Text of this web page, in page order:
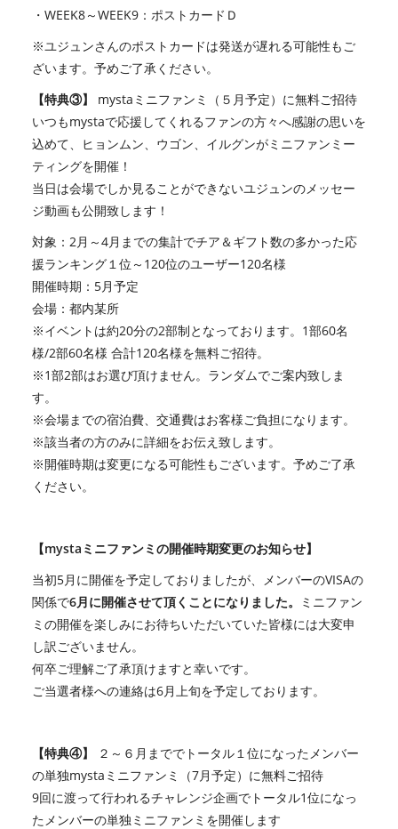
・WEEK8～WEEK9：ポストカードＤ
※ユジュンさんのポストカードは発送が遅れる可能性もご
ざいます。予めご了承ください。
【特典③】
mystaミニファンミ（５月予定）に無料ご招待
いつもmystaで応援してくれるファンの方々へ感謝の思いを
込めて、ヒョンムン、ウゴン、イルグンがミニファンミー
ティングを開催！
当日は会場でしか見ることができないユジュンのメッセー
ジ動画も公開致します！
対象：2月～4月までの集計でチア＆ギフト数の多かった応
援ランキング１位～120位のユーザー120名様
開催時期：5月予定
会場：都内某所
※イベントは約20分の2部制となっております。1部60名
様/2部60名様 合計120名様を無料ご招待。
※1部2部はお選び頂けません。ランダムでご案内致しま
す。
※会場までの宿泊費、交通費はお客様ご負担になります。
※該当者の方のみに詳細をお伝え致します。
※開催時期は変更になる可能性もございます。予めご了承
ください。
【mystaミニファンミの開催時期変更のお知らせ】
当初5月に開催を予定しておりましたが、メンバーのVISAの
関係で6月に開催させて頂くことになりました。
ミニファン
ミの開催を楽しみにお待ちいただいていた皆様には大変申
し訳ございません。
何卒ご理解ご了承頂けますと幸いです。
ご当選者様への連絡は6月上旬を予定しております。
【特典④】
２～６月まででトータル１位になったメンバー
の単独mystaミニファンミ（7月予定）に無料ご招待
9回に渡って行われるチャレンジ企画でトータル1位になっ
たメンバーの単独ミニファンミを開催します